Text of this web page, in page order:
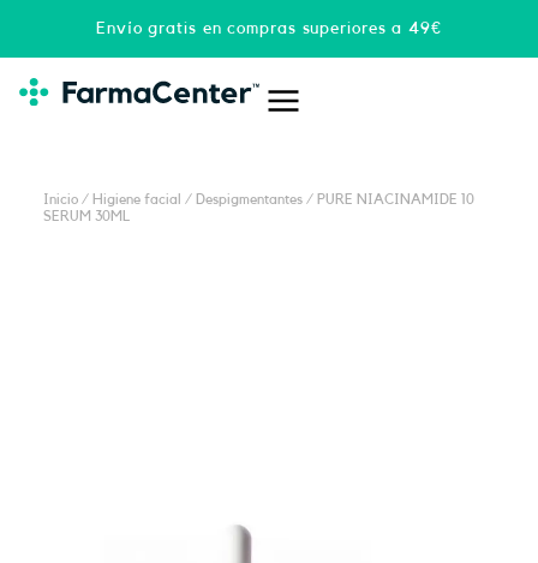
Envío gratis en compras superiores a 49€
Inicio / Higiene facial / Despigmentantes / PURE NIACINAMIDE 10
SERUM 30ML